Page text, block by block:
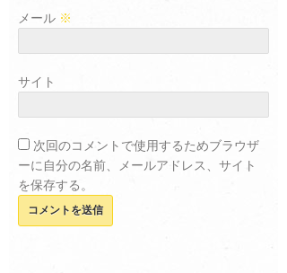
メール ※
サイト
次回のコメントで使用するためブラウザ
ーに自分の名前、メールアドレス、サイト
を保存する。